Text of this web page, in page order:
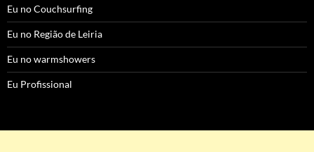
Eu no Couchsurfing
Eu no Região de Leiria
Eu no warmshowers
Eu Profissional